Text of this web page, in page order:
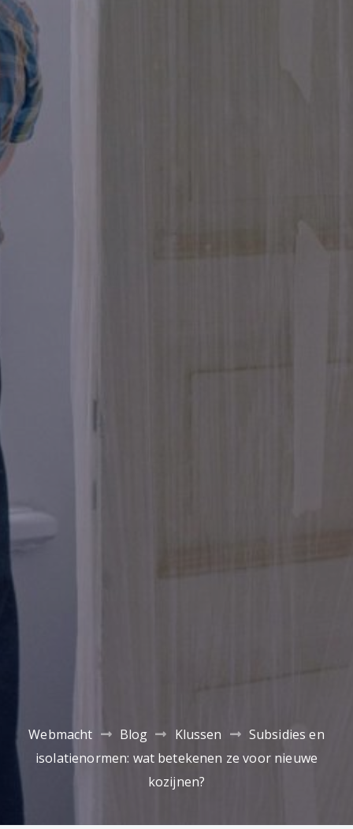
Webmacht Blog Klussen
Subsidies en
isolatienormen: wat betekenen ze voor nieuwe
kozijnen?